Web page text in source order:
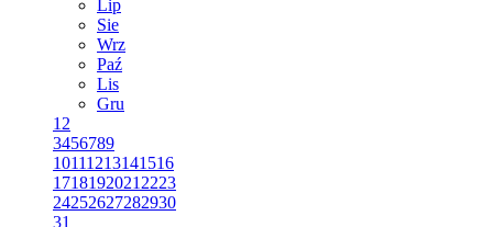
Lip
Sie
Wrz
Paź
Lis
Gru
1 2
3456789
10111213141516
1718192021 2223
24252627282930
31